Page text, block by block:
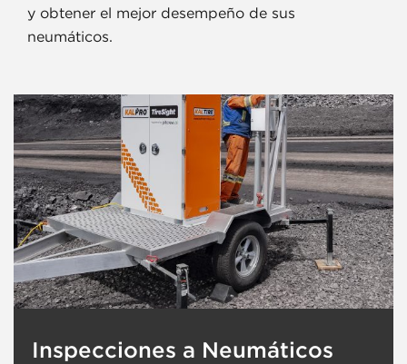
y obtener el mejor desempeño de sus
neumáticos.
Inspecciones a Neumáticos